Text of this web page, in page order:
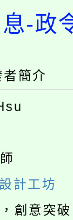
桃園電
動會8/
收入戶
可洽有
科技
科技中
入校路
專業人
、30在
潭區
-政
者簡介
計工坊
創意突